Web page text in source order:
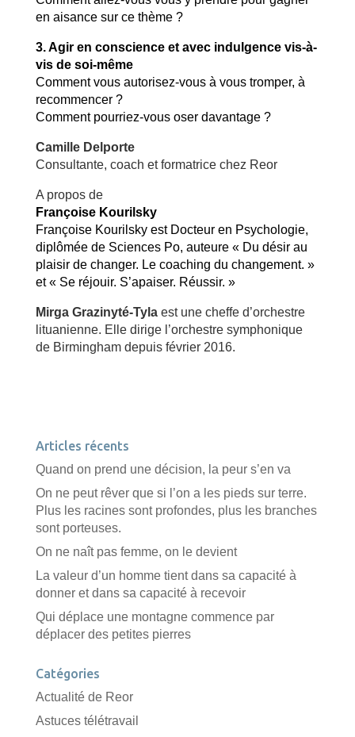
en aisance sur ce thème ?
3. Agir en conscience et avec indulgence vis-à-
vis de soi-même
Comment vous autorisez-vous à vous tromper, à
recommencer ?
Comment pourriez-vous oser davantage ?
Camille Delporte
Consultante, coach et formatrice chez Reor
A propos de
Françoise Kourilsky
Françoise Kourilsky est Docteur en Psychologie,
diplômée de Sciences Po, auteure « Du désir au
plaisir de changer. Le coaching du changement. »
et« Se réjouir. S’apaiser. Réussir. »
Mirga Grazinyté-Tylaest une cheffe d’orchestre
lituanienne. Elle dirige l’orchestre symphonique
de Birmingham depuis février 2016.
Articles récents
Quand on prend une décision, la peur s’en va
On ne peut rêver que si l’on a les pieds sur terre.
Plus les racines sont profondes, plus les branches
sont porteuses.
On ne naît pas femme, on le devient
La valeur d’un homme tient dans sa capacité à
donner et dans sa capacité à recevoir
Qui déplace une montagne commence par
déplacer des petites pierres
Catégories
Actualité de Reor
Astuces télétravail